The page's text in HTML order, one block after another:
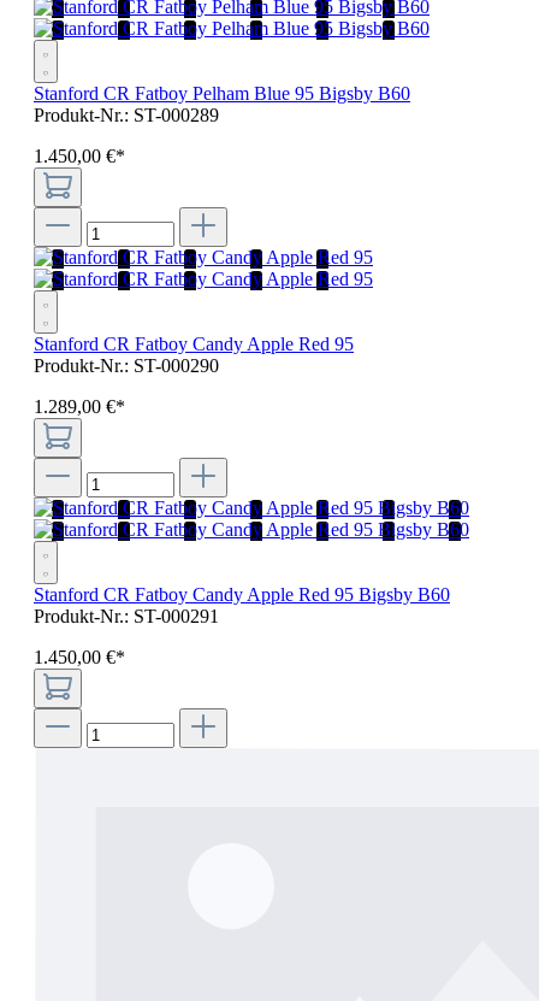
Stanford CR Fatboy Pelham Blue 95 Bigsby B60
Produkt-Nr.: ST-000289
1.450,00 €*
Stanford CR Fatboy Candy Apple Red 95
Produkt-Nr.: ST-000290
1.289,00 €*
Stanford CR Fatboy Candy Apple Red 95 Bigsby B60
Produkt-Nr.: ST-000291
1.450,00 €*